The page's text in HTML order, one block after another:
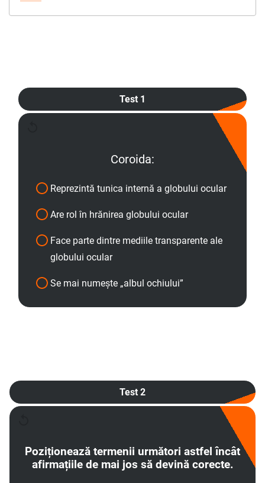
Test 1
Coroida:
Reprezintă tunica internă a globului ocular
Are rol în hrănirea globului ocular
Face parte dintre mediile transparente ale
globului ocular
Se mai numește „albul ochiului”
Test 2
Poziționează termenii următori astfel încât
afirmațiile de mai jos să devină corecte.